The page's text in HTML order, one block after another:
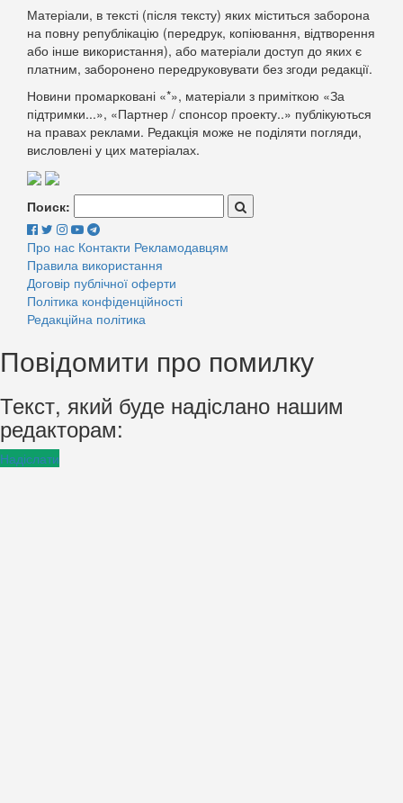
Матеріали, в тексті (після тексту) яких міститься заборона
на повну републікацію (передрук, копіювання, відтворення
або інше використання), або матеріали доступ до яких є
платним, заборонено передруковувати без згоди редакції.
Новини промарковані «*», матеріали з приміткою «За
підтримки...», «Партнер / спонсор проекту..» публікуються
на правах реклами. Редакція може не поділяти погляди,
висловлені у цих матеріалах.
Поиск:
Про нас Контакти Рекламодавцям
Правила використання
Договір публічної оферти
Політика конфіденційності
Редакційна політика
Повідомити про помилку
Текст, який буде надіслано нашим
редакторам:
Надіслати